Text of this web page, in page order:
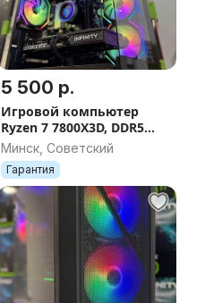
5 500 р.
Игровой компьютер
Ryzen 7 7800X3D, DDR5
16GB, RTX 5070 12GB, SSD
M.2 1TB, 750W, ГАРАНТИЯ
12 МЕС.
Минск, Советский
Гарантия